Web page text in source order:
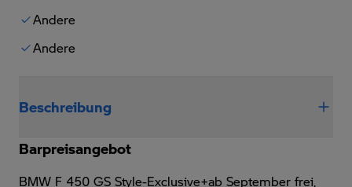
Andere
Andere
Beschreibung
Barpreisangebot
BMW F 450 GS Style-Exclusive+ab September frei,